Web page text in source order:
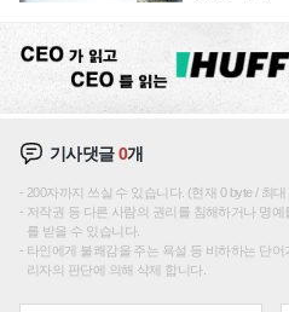
기사댓글0개
200자까지 쓰실 수 있습니다. (현재 0 byte / 최대
저작권 등 다른 사람의 권리를 침해하거나 명
를 받을 수 있습니다.
타인에게 불쾌감을 주는 욕설 등 비하하는 단
리자의 판단에 의해 삭제 합니다.